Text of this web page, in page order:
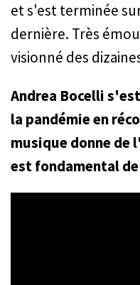
et s'est terminée
dernière. Très
visionné des
Andrea Bocelli
la pandémie en
musique donne de
est fondamental